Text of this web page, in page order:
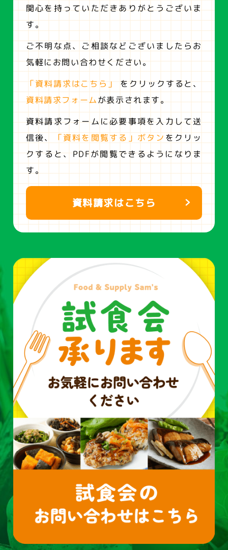
関心を持っていただきありがとうございま
す。
ご不明な点、ご相談などございましたらお
気軽にお問い合わせください。
「資料請求はこちら」
をクリックすると、
資料請求フォームが表示されます。
資料請求フォームに必要事項を入力して送
信後、
「資料を閲覧する」ボタン をクリッ
クすると、 PDFが閲覧できるようになりま
す。
資料請求はこちら